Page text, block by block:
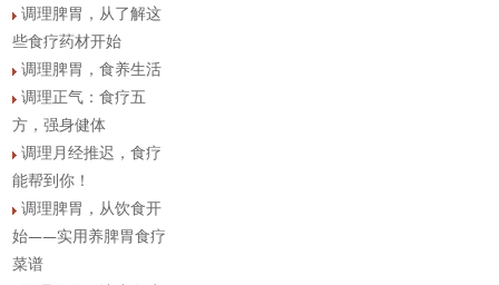
调理脾胃，从了解这
些食疗药材开始
调理脾胃，食养生活
调理正气：食疗五
方，强身健体
调理月经推迟，食疗
能帮到你！
调理脾胃，从饮食开
始——实用养脾胃食疗
菜谱